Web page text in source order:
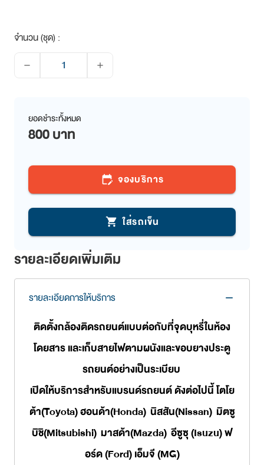
จำนวน (ชุด) :
remove add
ยอดชำระทั้งหมด
800 บาท
edit_calendar จองบริการ
shopping_cart ใส่รถเข็น
รายละเอียดเพิ่มเติม
รายละเอียดการให้บริการ remove
ติดตั้งกล้องติดรถยนต์แบบต่อกับที่จุดบุหรี่ในห้อง
โดยสาร และเก็บสายไฟตามผนังและขอบยางประตู
รถยนต์อย่างเป็นระเบียบ
เปิดให้บริการสำหรับแบรนด์รถยนต์ ดังต่อไปนี้ โตโย
ต้า(Toyota) ฮอนด้า(Honda) นิสสัน(Nissan) มิตซู
บิชิ(Mitsubishi) มาสด้า(Mazda) อีซูซุ (Isuzu) ฟ
อร์ด (Ford) เอ็มจี (MG)